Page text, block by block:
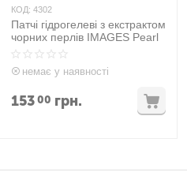
КОД: 4302
Патчі гідрогелеві з екстрактом
чорних перлів IMAGES Pearl
немає у наявності
15300 грн.